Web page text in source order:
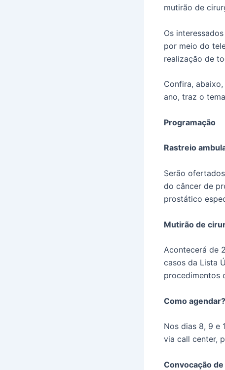
mutirão de
Os
por meio do
realização de
Confira, abaixo,
ano, traz o
Programação
Rastreio
Serão
do câncer de
prostático
Mutirão de
Acontecerá de
casos da Lista
procedimentos
Como agendar?
Nos dias 8, 9 e
via call center,
Convocação